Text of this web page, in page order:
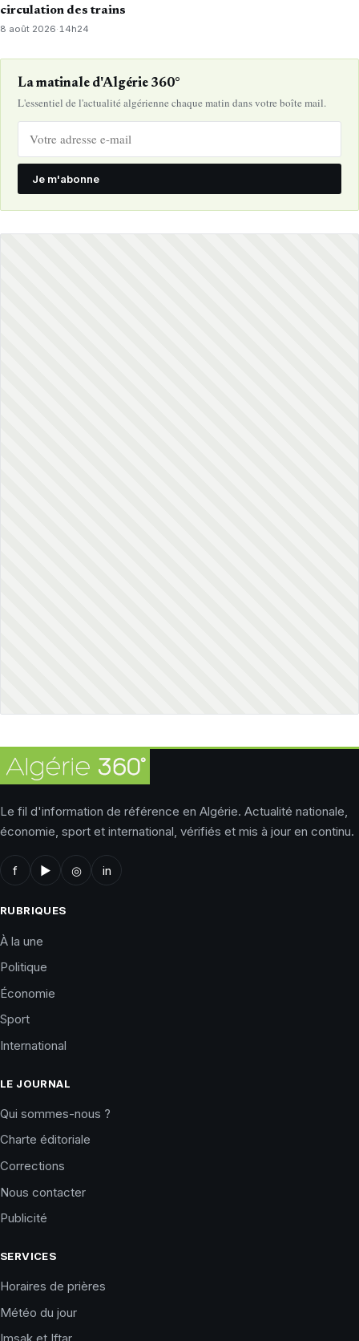
circulation des trains
8 août 2026·14h24
La matinale d'Algérie 360°
L'essentiel de l'actualité algérienne chaque matin dans votre boîte mail.
Je m'abonne
Le fil d'information de référence en Algérie. Actualité nationale,
économie, sport et international, vérifiés et mis à jour en continu.
f ▶ ◎ in
RUBRIQUES
À la une
Politique
Économie
Sport
International
LE JOURNAL
Qui sommes-nous ?
Charte éditoriale
Corrections
Nous contacter
Publicité
SERVICES
Horaires de prières
Météo du jour